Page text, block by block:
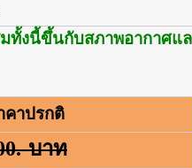
ทั้งนี้ขึ้นกับสภาพอากาศแ
คาปรกติ
บาท